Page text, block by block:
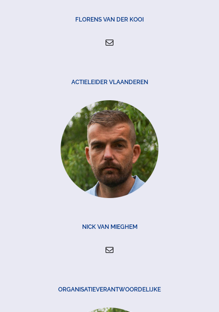
FLORENS VAN DER KOOI
ACTIELEIDER VLAANDEREN
NICK VAN MIEGHEM
ORGANISATIEVERANTWOORDELIJKE